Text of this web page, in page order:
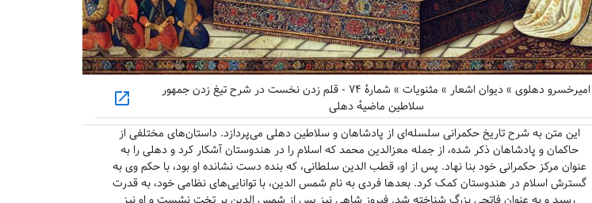
امیرخسرو دهلوی » دیوان اشعار » مثنویات » شمارهٔ ۷۴ - قلم زدن نخست در شرح تیغ زدن جمهور
سلاطین ماضیهٔ دهلی
open_in_new
این متن به شرح تاریخ حکمرانی سلسله‌ای از پادشاهان و سلاطین دهلی می‌پردازد. داستان‌های مختلفی از
حاکمان و پادشاهان ذکر شده، از جمله معزالدین محمد که اسلام را در هندوستان آشکار کرد و دهلی را به
عنوان مرکز حکمرانی خود بنا نهاد. پس از او، قطب الدین سلطانی، که بنده دست نشانده او بود، با حکم وی به
گسترش اسلام در هندوستان کمک کرد. بعدها فردی به نام شمس الدین، با توانایی‌های نظامی خود، به قدرت